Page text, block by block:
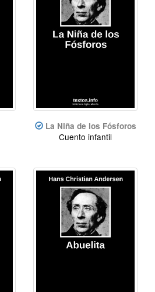
La Niña de los Fósforos
Cuento infantil